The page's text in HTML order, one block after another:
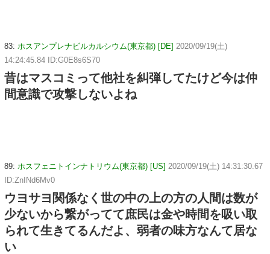
83: ホスアンプレナビルカルシウム(東京都) [DE] 2020/09/19(土)
14:24:45.84 ID:G0E8s6S70
昔はマスコミって他社を糾弾してたけど今は仲
間意識で攻撃しないよね
89: ホスフェニトインナトリウム(東京都) [US] 2020/09/19(土) 14:31:30.67
ID:ZnINd6Mv0
ウヨサヨ関係なく世の中の上の方の人間は数が
少ないから繋がってて庶民は金や時間を吸い取
られて生きてるんだよ、弱者の味方なんて居な
い